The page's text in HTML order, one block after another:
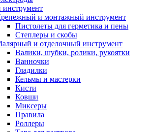
инструмент
и монтажный инструмент
Пистолеты для герметика и пены
Степлеры и скобы
и отделочный инструмент
Валики, шубки, ролики, рукоятки
Ванночки
Гладилки
Кельмы и мастерки
Кисти
Ковши
Миксеры
Правила
Роллеры